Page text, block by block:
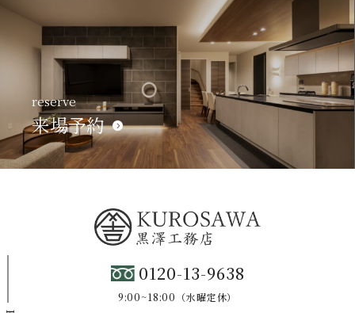
reserve
来場予約
0120-13-9638
9:00~18:00（水曜定休）